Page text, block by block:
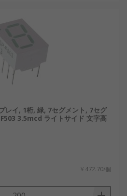
欧州を拠点とした電子部
日本の大手半導体メーカ
示器に強みがあります。
ディスプレイを提供し、
信頼性が高い。
の表示器製品に特化し、
に合わせてその性能と用
。日本のように高精度で安
いては、LED表示器の選
体の効率化と信頼性向上に
レイ, 1桁, 緑, 7セグメント, 7セグ
3.5mcd ライトサイド 文字高
￥472.70/個